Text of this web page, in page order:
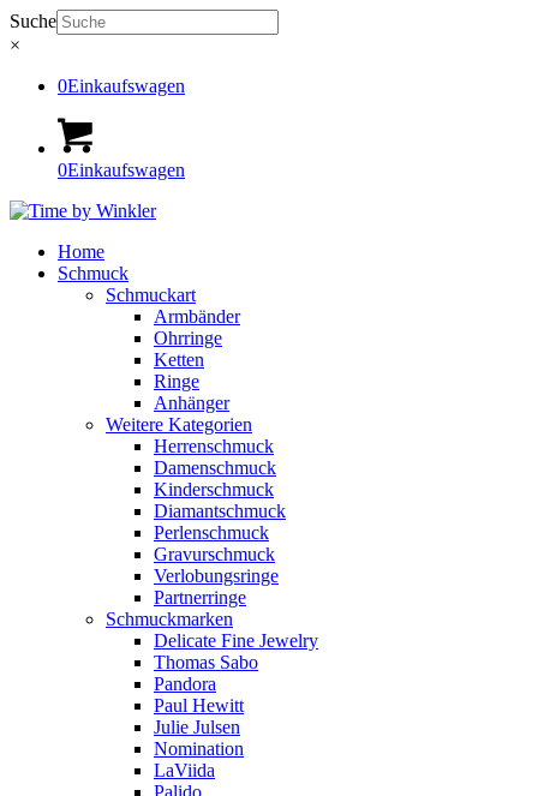
Suche
×
0Einkaufswagen
0Einkaufswagen
Home
Schmuck
Schmuckart
Armbänder
Ohrringe
Ketten
Ringe
Anhänger
Weitere Kategorien
Herrenschmuck
Damenschmuck
Kinderschmuck
Diamantschmuck
Perlenschmuck
Gravurschmuck
Verlobungsringe
Partnerringe
Schmuckmarken
Delicate Fine Jewelry
Thomas Sabo
Pandora
Paul Hewitt
Julie Julsen
Nomination
LaViida
Palido